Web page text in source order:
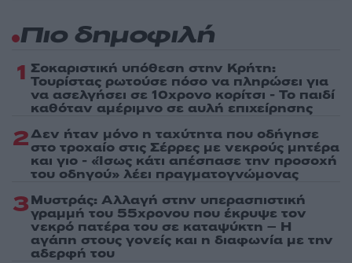
Πιο δημοφιλή
1 Σοκαριστική υπόθεση στην Κρήτη:
Τουρίστας ρωτούσε πόσο να πληρώσει για
να ασελγήσει σε 10χρονο κορίτσι - Το παιδί
καθόταν αμέριμνο σε αυλή επιχείρησης
2Δεν ήταν μόνο η ταχύτητα που οδήγησε
στο τροχαίο στις Σέρρες με νεκρούς μητέρα
και γιο - «Ίσως κάτι απέσπασε την προσοχή
του οδηγού» λέει πραγματογνώμονας
3Μυστράς: Αλλαγή στην υπερασπιστική
γραμμή του 55χρονου που έκρυψε τον
νεκρό πατέρα του σε καταψύκτη – Η
αγάπη στους γονείς και η διαφωνία με την
αδερφή του